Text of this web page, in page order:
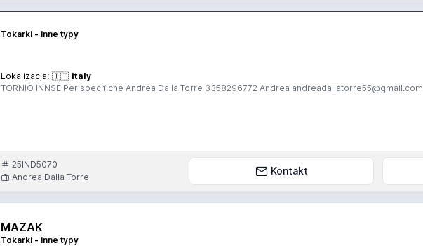
Tokarki - inne typy
Lokalizacja: 🇮🇹 Italy
TORNIO INNSE Per specifiche Andrea Dalla Torre 3358296772 Andrea andreadallatorre55@gmail.com
25IND5070
Andrea Dalla Torre
Kontakt
MAZAK
Tokarki - inne typy